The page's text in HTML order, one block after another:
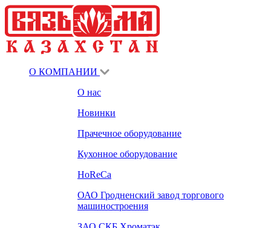
О КОМПАНИИ
О нас
Новинки
Прачечное оборудование
Кухонное оборудование
HoReCa
ОАО Гродненский завод торгового
машиностроения